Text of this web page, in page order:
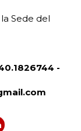
Sede del
-